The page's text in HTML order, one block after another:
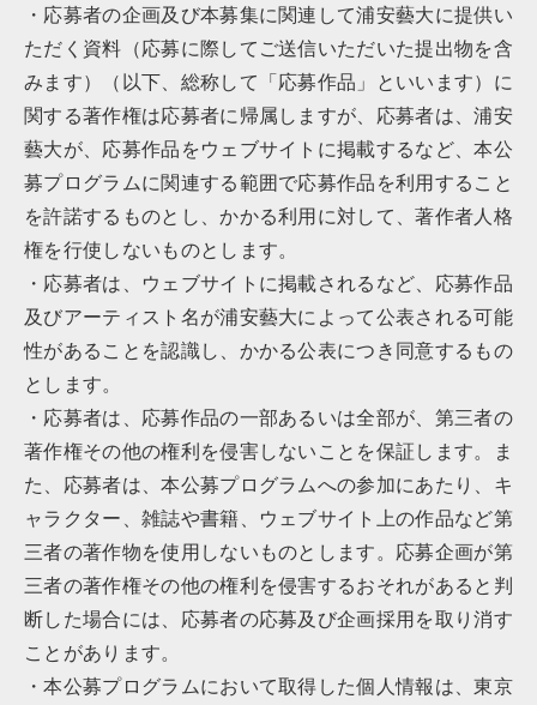
・応募者の企画及び本募集に関連して浦安藝大に提供い
ただく資料（応募に際してご送信いただいた提出物を含
みます）（以下、総称して「応募作品」といいます）に
関する著作権は応募者に帰属しますが、応募者は、浦安
藝大が、応募作品をウェブサイトに掲載するなど、本公
募プログラムに関連する範囲で応募作品を利用すること
を許諾するものとし、かかる利用に対して、著作者人格
権を行使しないものとします。
・応募者は、ウェブサイトに掲載されるなど、応募作品
及びアーティスト名が浦安藝大によって公表される可能
性があることを認識し、かかる公表につき同意するもの
とします。
・応募者は、応募作品の一部あるいは全部が、第三者の
著作権その他の権利を侵害しないことを保証します。ま
た、応募者は、本公募プログラムへの参加にあたり、キ
ャラクター、雑誌や書籍、ウェブサイト上の作品など第
三者の著作物を使用しないものとします。応募企画が第
三者の著作権その他の権利を侵害するおそれがあると判
断した場合には、応募者の応募及び企画採用を取り消す
ことがあります。
・本公募プログラムにおいて取得した個人情報は、東京